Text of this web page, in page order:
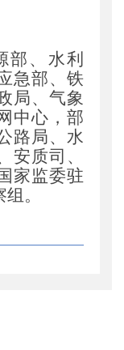
部、水利
急部、铁
局、气象
中心 ，部
路局、水
安质司、
家监委驻
。